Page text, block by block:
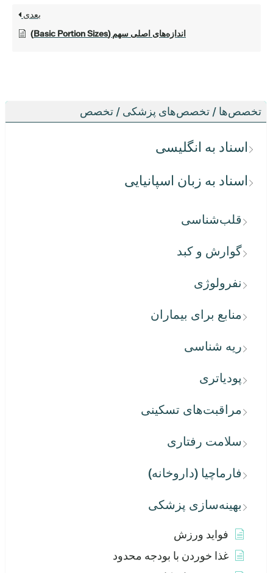
تخصص‌ها / تخصص‌های پزشکی / تخصص
اسناد به انگلیسی
اسناد به زبان اسپانیایی
قلب‌شناسی
گوارش و کبد
نفرولوژی
منابع برای بیماران
ریه شناسی
پودیاتری
مراقبت‌های تسکینی
سلامت رفتاری
فارماچیا (داروخانه)
بهینه‌سازی پزشکی
فواید ورزش
غذا خوردن با بودجه محدود
بعدی
اندازه‌های اصلی سهم (Basic Portion Sizes)